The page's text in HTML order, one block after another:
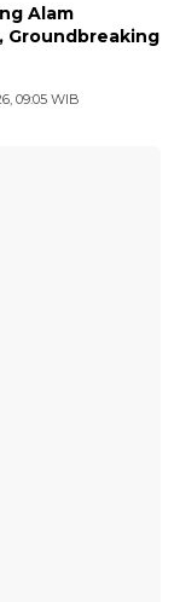
Alam
Groundbreaking
09:05 WIB